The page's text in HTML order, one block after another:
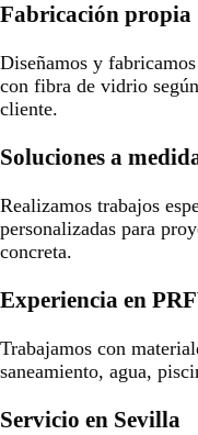
Fabricación propia
Diseñamos y
con fibra de vidrio
cliente.
Soluciones a
Realizamos trabajos
personalizadas para
concreta.
Experiencia en
Trabajamos con
saneamiento, agua,
Servicio en Sevilla